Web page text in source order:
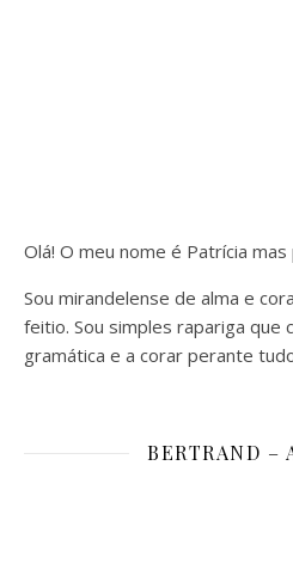
Olá! O meu nome é Patrícia
Sou mirandelense de alma e
feitio. Sou simples rapariga que
gramática e a corar perante
BERTRAND –